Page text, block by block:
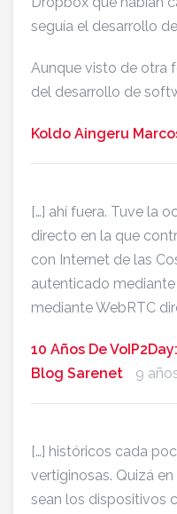
seguía el desarrollo
Aunque visto de otra
del desarrollo de
Koldo Aingeru
[…] ahí fuera. Tuve la
directo en la que
con Internet de las
autenticado
mediante WebRTC
10 Años De
Blog Sarenet
9
[…] históricos cada
vertiginosas. Quizá
sean los dispositivos